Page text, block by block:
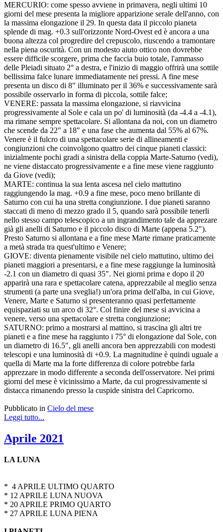
MERCURIO: come spesso avviene in primavera, negli ultimi 10
giorni del mese presenta la migliore apparizione serale dell'anno, con
la massima elongazione il 29. In questa data il piccolo pianeta
splende di mag. +0.3 sull'orizzonte Nord-Ovest ed è ancora a una
buona altezza col progredire del crepuscolo, riuscendo a tramontare
nella piena oscurità. Con un modesto aiuto ottico non dovrebbe
essere difficile scorgere, prima che faccia buio totale, l'ammasso
delle Pleiadi situato 2° a destra, e l'inizio di maggio offrirà una sottile
bellissima falce lunare immediatamente nei pressi. A fine mese
presenta un disco di 8" illuminato per il 36% e successivamente sarà
possibile osservarlo in forma di piccola, sottile falce;
VENERE: passata la massima elongazione, si riavvicina
progressivamente al Sole e cala un po' di luminosità (da -4.4 a -4.1),
ma rimane sempre spettacolare. Si allontana da noi, con un diametro
che scende da 22" a 18" e una fase che aumenta dal 55% al 67%.
Venere è il fulcro di una spettacolare serie di allineamenti e
congiunzioni che coinvolgono quattro dei cinque pianeti classici:
inizialmente pochi gradi a sinistra della coppia Marte-Saturno (vedi),
ne viene distaccato progressivamente e a fine mese viene raggiunto
da Giove (vedi);
MARTE: continua la sua lenta ascesa nel cielo mattutino
raggiungendo la mag. +0.9 a fine mese, poco meno brillante di
Saturno con cui ha una stretta congiunzione. I due pianeti saranno
staccati di meno di mezzo grado il 5, quando sarà possibile tenerli
nello stesso campo telescopico a un ingrandimento tale da apprezare
già gli anelli di Saturno e il piccolo disco di Marte (appena 5.2").
Presto Saturno si allontana e a fine mese Marte rimane praticamente
a metà strada tra quest'ultimo e Venere;
GIOVE: diventa pienamente visibile nel cielo mattutino, ultimo dei
pianeti maggiori a presentarsi, e a fine mese raggiunge la luminosità
-2.1 con un diametro di quasi 35". Nei giorni prima e dopo il 20
apparirà una rara e spettacolare catena, apprezzabile al meglio senza
strumenti (a parte una sveglia!) un'ora prima dell'alba, in cui Giove,
Venere, Marte e Saturno si presenteranno quasi perfettamente
equispaziati su un arco di 32°. Col finire del mese si avvicina a
venere, verso una spettacolare e stretta congiunzione;
SATURNO: primo a mostrarsi al mattino, si trascina gli altri tre
pianeti e a fine mese ha raggiunto i 75° di elongazione dal Sole, con
un diametro di 16.5", gli anelli ancora ben apprezzabili con modesti
telescopi e una luminosità di +0.9. La magnitudine è quindi uguale a
quella di Marte ma la forte differenza di colore potrebbe farla
apprezzare in modo differente a seconda dell'osservatore. Nei primi
giorni del mese è vicinissimo a Marte, da cui progressivamente si
distacca rimanendo presso la cuspide sinistra del Capricorno.
Pubblicato in Cielo del mese
Leggi tutto...
Aprile 2021
LA LUNA
* 4 APRILE ULTIMO QUARTO
* 12 APRILE LUNA NUOVA
* 20 APRILE PRIMO QUARTO
* 27 APRILE LUNA PIENA